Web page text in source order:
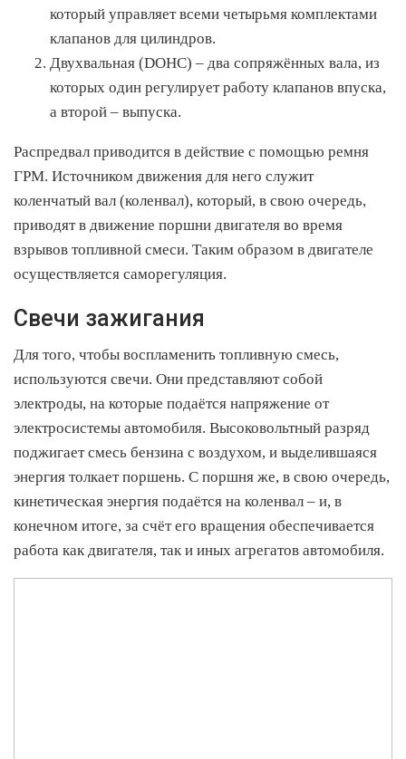
который управляет всеми четырьмя комплектами
клапанов для цилиндров.
Двухвальная (DOHC) – два сопряжённых вала, из
которых один регулирует работу клапанов впуска,
а второй – выпуска.
Распредвал приводится в действие с помощью ремня
ГРМ. Источником движения для него служит
коленчатый вал (коленвал), который, в свою очередь,
приводят в движение поршни двигателя во время
взрывов топливной смеси. Таким образом в двигателе
осуществляется саморегуляция.
Свечи зажигания
Для того, чтобы воспламенить топливную смесь,
используются свечи. Они представляют собой
электроды, на которые подаётся напряжение от
электросистемы автомобиля. Высоковольтный разряд
поджигает смесь бензина с воздухом, и выделившаяся
энергия толкает поршень. С поршня же, в свою очередь,
кинетическая энергия подаётся на коленвал – и, в
конечном итоге, за счёт его вращения обеспечивается
работа как двигателя, так и иных агрегатов автомобиля.